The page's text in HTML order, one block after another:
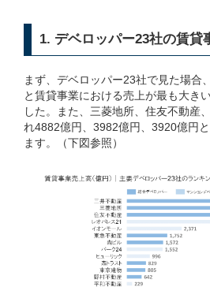
1. デベロッパー23社の賃貸
まず、デベロッパー23社で見た場合
と賃貸事業における売上が最も大き
した。また、三菱地所、住友不動産
れ4882億円、3982億円、3920億円
ます。（下図参照）